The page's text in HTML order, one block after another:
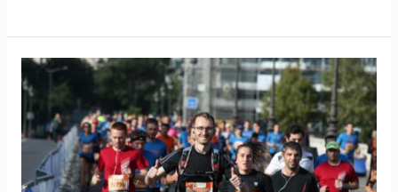
Semi
de
Paris
2026
toutes